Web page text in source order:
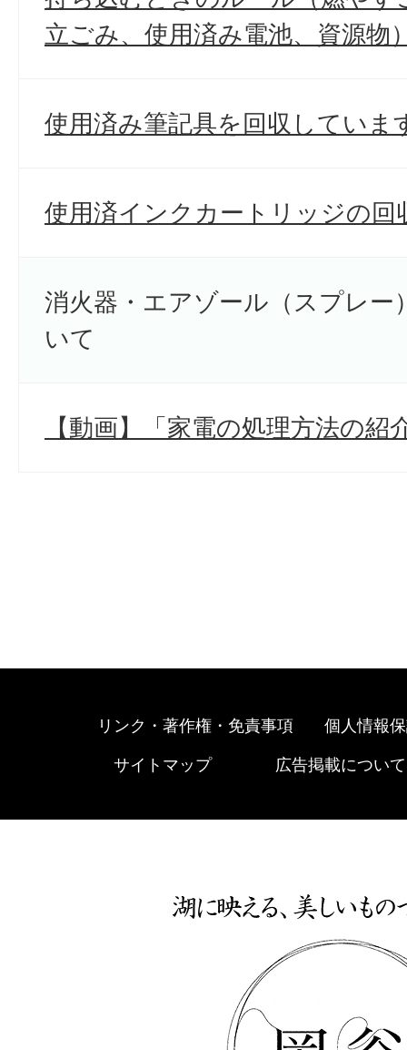
立ごみ、使用済み電池、資源物
使用済み筆記具を回収していま
使用済インクカートリッジの
消火器・エアゾール（スプレー
いて
【動画】「家電の処理方法の紹
リンク・著作権・免責事項 個人情報
サイトマップ 広告掲載について